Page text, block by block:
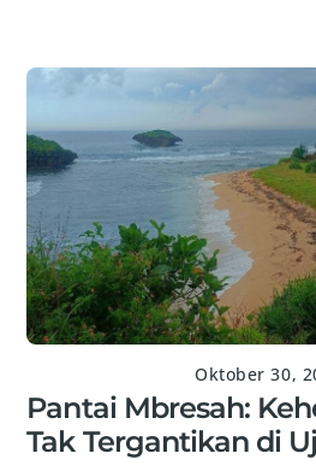
Oktober 30,
Pantai Mbresah:
Tak Tergantikan di